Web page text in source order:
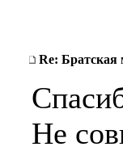
Re: Братская
Не